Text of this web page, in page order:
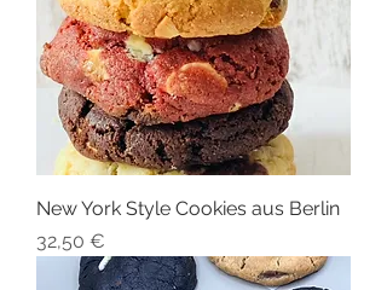
New York Style Cookies aus Berlin
Preis
32,50 €